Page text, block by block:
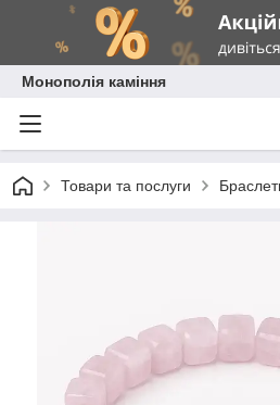
Монополія каміння
Товари та послуги